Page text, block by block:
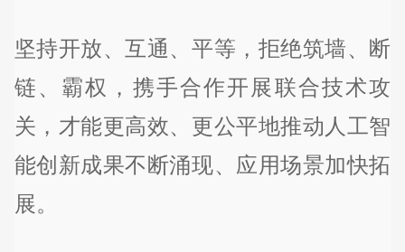
坚持开放、互通、平等，拒绝筑墙、断
链、霸权，携手合作开展联合技术攻
关，才能更高效、更公平地推动人工智
能创新成果不断涌现、应用场景加快拓
展。